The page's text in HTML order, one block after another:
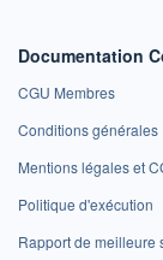
Documentation
CGU Membres
Conditions générales
Mentions légales et
Politique d'exécution
Rapport de meilleure